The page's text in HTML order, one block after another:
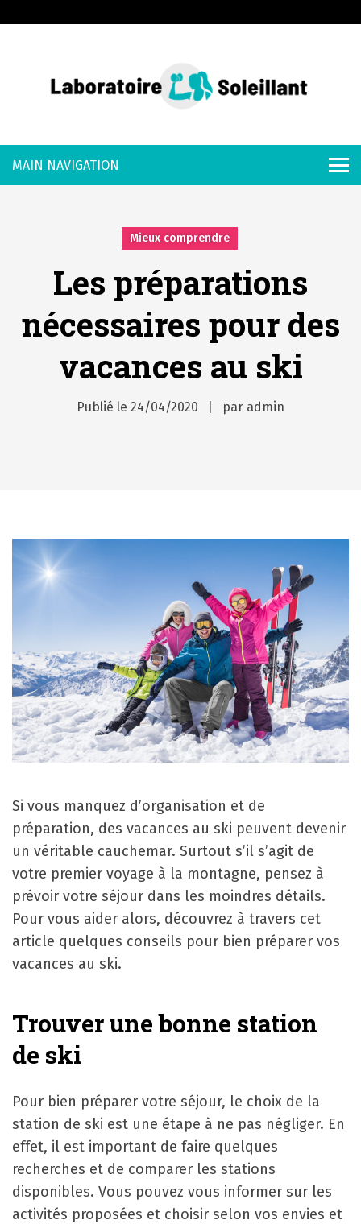
c
n
Laboratoire
Soleillant
Mieux comprendre
Les préparations
nécessaires pour des
vacances au ski
Publié le 24/04/2020 par admin
Si vous manquez d’organisation et de
préparation, des vacances au ski peuvent devenir
un véritable cauchemar. Surtout s’il s’agit de
votre premier voyage à la montagne, pensez à
prévoir votre séjour dans les moindres détails.
Pour vous aider alors, découvrez à travers cet
article quelques conseils pour bien préparer vos
vacances au ski.
Trouver une bonne station
de ski
Pour bien préparer votre séjour, le choix de la
station de ski est une étape à ne pas négliger. En
effet, il est important de faire quelques
recherches et de comparer les stations
disponibles. Vous pouvez vous informer sur les
activités proposées et choisir selon vos envies et